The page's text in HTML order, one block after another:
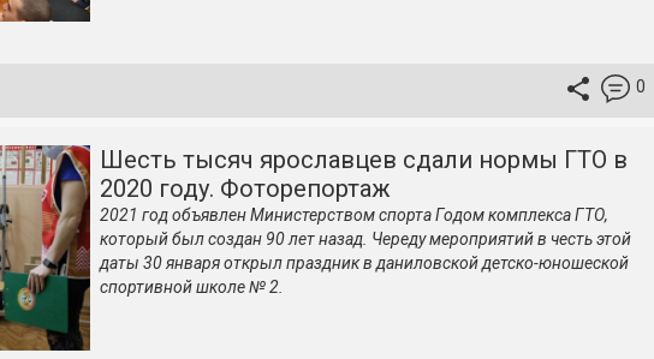
0
Шесть тысяч ярославцев сдали нормы ГТО в
2020 году. Фоторепортаж
2021 год объявлен Министерством спорта Годом комплекса ГТО,
который был создан 90 лет назад. Череду мероприятий в честь этой
даты 30 января открыл праздник в даниловской детско-юношеской
спортивной школе № 2.